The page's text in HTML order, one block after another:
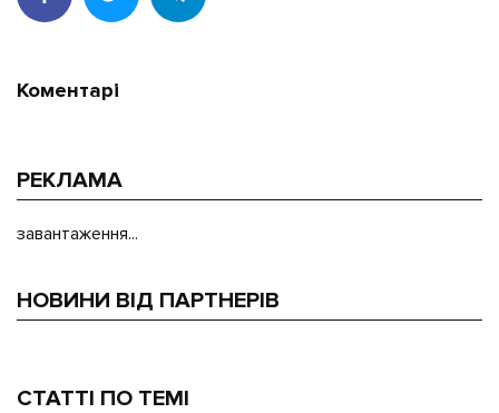
Коментарі
РЕКЛАМА
завантаження...
НОВИНИ ВІД ПАРТНЕРІВ
СТАТТІ ПО ТЕМІ